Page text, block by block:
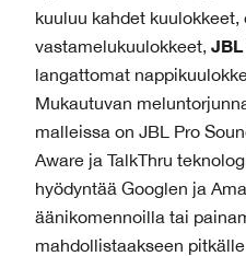
kuuluu kahdet kuulokkeet,
vastamelukuulokkeet, JBL
langattomat
Mukautuvan
malleissa on JBL Pro
Aware ja TalkThru
hyödyntää Googlen ja
äänikomennoilla tai
mahdollistaakseen